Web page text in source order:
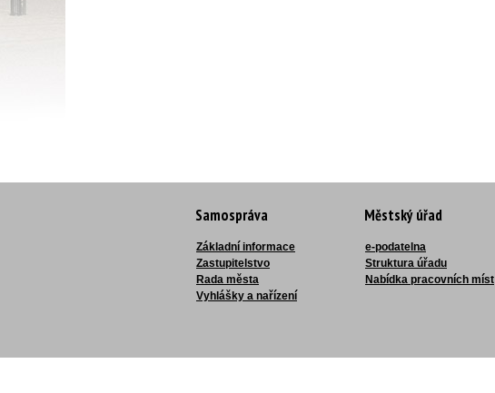
Samospráva
Základní informace
Zastupitelstvo
Rada města
Vyhlášky a nařízení
Městský úřad
e-podatelna
Struktura úřadu
Nabídka pracovních míst